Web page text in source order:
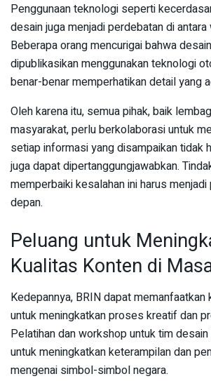
Penggunaan teknologi seperti
desain juga menjadi perdebatan di antara
Beberapa orang mencurigai bahwa
dipublikasikan menggunakan teknologi
benar-benar memperhatikan detail yang
Oleh karena itu, semua pihak, baik
masyarakat, perlu berkolaborasi untuk
setiap informasi yang disampaikan tidak
juga dapat dipertanggungjawabkan.
memperbaiki kesalahan ini harus
depan.
Peluang untuk
Kualitas Konten di
Kedepannya, BRIN dapat memanfaatkan
untuk meningkatkan proses kreatif dan
Pelatihan dan workshop untuk tim
untuk meningkatkan keterampilan dan
mengenai simbol-simbol negara.